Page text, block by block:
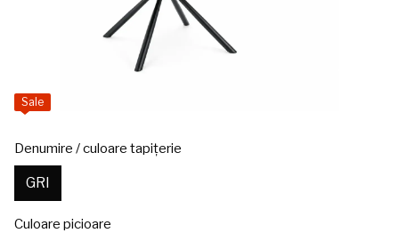
Sale
Denumire / culoare tapițerie
GRI
Culoare picioare